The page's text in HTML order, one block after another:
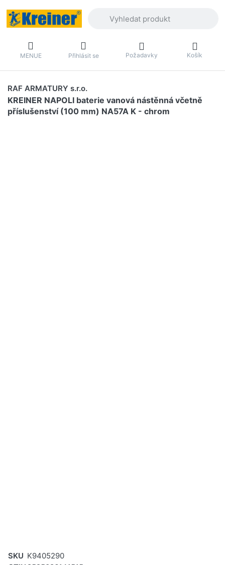
MENUE Přihlásit se Požadavky Košík
RAF ARMATURY s.r.o.
KREINER NAPOLI baterie vanová nástěnná včetně
příslušenství (100 mm) NA57A K - chrom
SKU K9405290